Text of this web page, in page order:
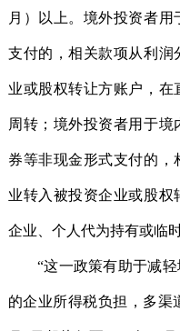
月）以上。境外投资者
支付的，相关款项从利润
业或股权转让方账户，
周转；境外投资者用于
券等非现金形式支付的
业转入被投资企业或股
企业、个人代为持有或临时
“这一政策有助于减
的企业所得税负担，多渠